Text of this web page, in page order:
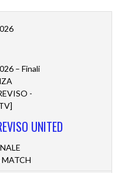
– Finali
-
UNITED